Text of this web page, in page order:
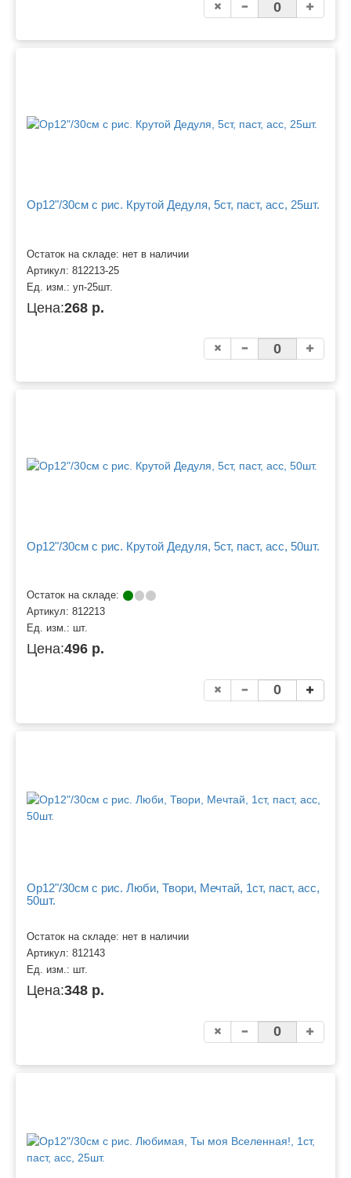
Ор12"/30см с рис. Крутой Дедуля, 5ст, паст, асс, 25шт.
Остаток на складе: нет в наличии
Артикул: 812213-25
Ед. изм.: уп-25шт.
Цена:268 р.
Ор12"/30см с рис. Крутой Дедуля, 5ст, паст, асс, 50шт.
Остаток на складе:
Артикул: 812213
Ед. изм.: шт.
Цена:496 р.
Ор12"/30см с рис. Люби, Твори, Мечтай, 1ст, паст, асс,
50шт.
Остаток на складе: нет в наличии
Артикул: 812143
Ед. изм.: шт.
Цена:348 р.